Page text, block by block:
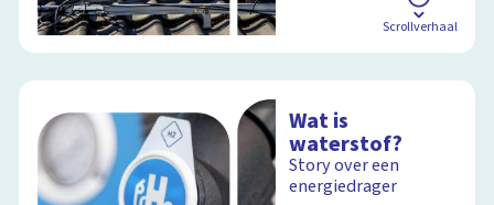
Scrollverhaal
Wat is
waterstof?
Story over een
energiedrager